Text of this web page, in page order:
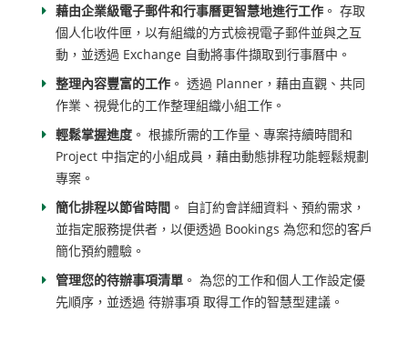
藉由企業級電子郵件和行事曆更智慧地進行工作。 存取
個人化收件匣，以有組織的方式檢視電子郵件並與之互
動，並透過 Exchange 自動將事件擷取到行事曆中。
整理內容豐富的工作。 透過 Planner，藉由直觀、共同
作業、視覺化的工作整理組織小組工作。
輕鬆掌握進度。 根據所需的工作量、專案持續時間和
Project 中指定的小組成員，藉由動態排程功能輕鬆規劃
專案。
簡化排程以節省時間。 自訂約會詳細資料、預約需求，
並指定服務提供者，以便透過 Bookings 為您和您的客戶
簡化預約體驗。
管理您的待辦事項清單。 為您的工作和個人工作設定優
先順序，並透過 待辦事項 取得工作的智慧型建議。